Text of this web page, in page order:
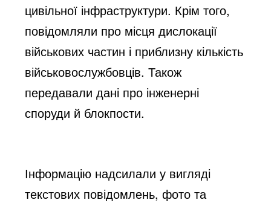
цивільної інфраструктури. Крім того,
повідомляли про місця дислокації
військових частин і приблизну кількість
військовослужбовців. Також
передавали дані про інженерні
споруди й блокпости.
Інформацію надсилали у вигляді
текстових повідомлень, фото та